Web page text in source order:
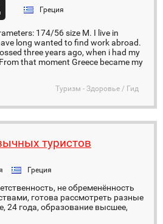
Греция
174/56 size M. I live in
long wanted to find work abroad.
three years ago, when i had my
that moment Greece became my
Туризм - Здоровье / Гид
туристов
Греция
не обременённость
готова рассмотреть разные
24 года, образование высшее,